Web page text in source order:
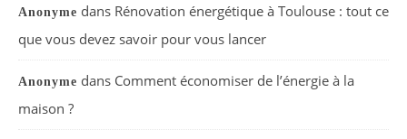
Anonyme dans Rénovation énergétique à Toulouse : tout ce
que vous devez savoir pour vous lancer
Anonyme dans Comment économiser de l’énergie à la
maison ?